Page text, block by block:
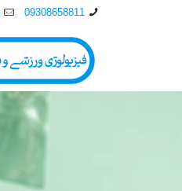
09308658811